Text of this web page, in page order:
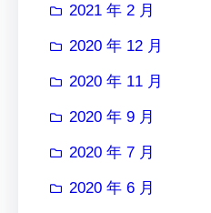
2021 年 2 月
2020 年 12 月
2020 年 11 月
2020 年 9 月
2020 年 7 月
2020 年 6 月